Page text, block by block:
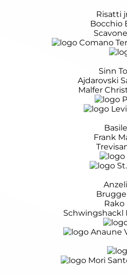
Risatti
Bocchio
Sinn
Ajdarovski
Malfer
Frank
Rako
Schwingshackl